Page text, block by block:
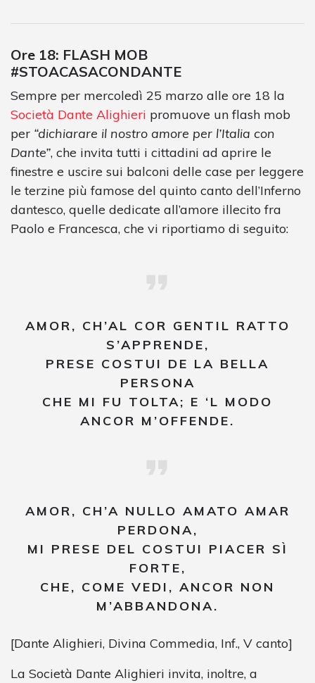
Ore 18: FLASH MOB
#STOACASACONDANTE
Sempre per mercoledì 25 marzo alle ore 18 la
Società Dante Alighieri promuove un flash mob
per “dichiarare il nostro amore per l’Italia con
Dante”, che invita tutti i cittadini ad aprire le
finestre e uscire sui balconi delle case per leggere
le terzine più famose del quinto canto dell’Inferno
dantesco, quelle dedicate all’amore illecito fra
Paolo e Francesca, che vi riportiamo di seguito:
AMOR, CH’AL COR GENTIL RATTO
S’APPRENDE,
PRESE COSTUI DE LA BELLA
PERSONA
CHE MI FU TOLTA; E ‘L MODO
ANCOR M’OFFENDE.
AMOR, CH’A NULLO AMATO AMAR
PERDONA,
MI PRESE DEL COSTUI PIACER SÌ
FORTE,
CHE, COME VEDI, ANCOR NON
M’ABBANDONA.
[Dante Alighieri, Divina Commedia, Inf., V canto]
La Società Dante Alighieri invita, inoltre, a